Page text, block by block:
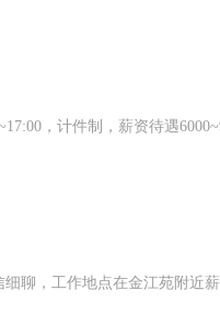
，计件制，薪资待遇
聊，工作地点在金江苑附近